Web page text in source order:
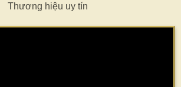
Thương hiệu uy tín